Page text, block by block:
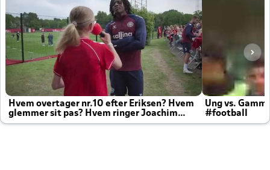
Hvem overtager nr.10 efter Eriksen? Hvem
glemmer sit pas? Hvem ringer Joachim
altid til efter kampe?
Ung vs.
#football